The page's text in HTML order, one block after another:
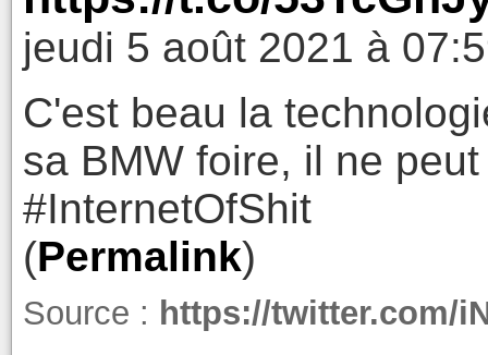
jeudi 5 août 2021 à
C'est beau la
sa BMW foire, il ne
#InternetOfShit
(Permalink)
Source : https://twitter.com/